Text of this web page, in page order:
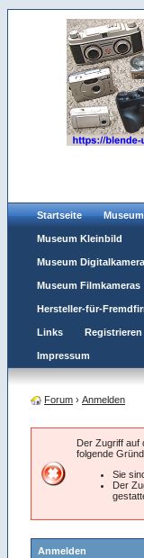
Startseite
Museum Kleinbild
Museum
Museum Filmkameras
Hersteller-für-
Links Registrieren
Impressum
Forum › Anmelden
Der Zugriff auf
folgende
Sie
Der
Anmelden